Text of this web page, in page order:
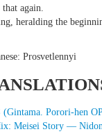
again.
heralding the
Prosvetlennyi
Porori-hen
Meisei Story —